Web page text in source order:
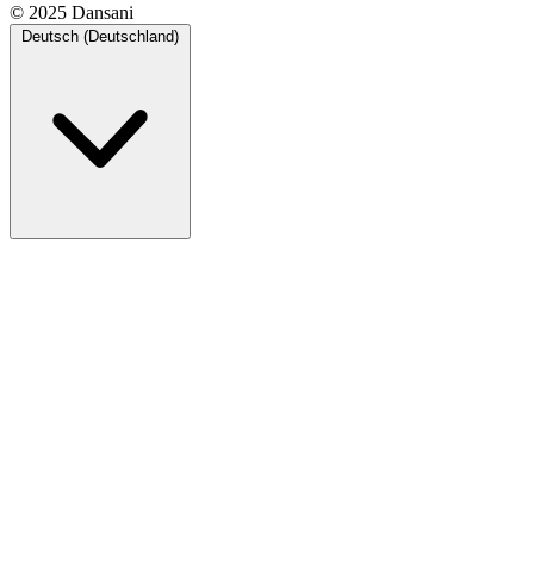
© 2025 Dansani
Deutsch (Deutschland)